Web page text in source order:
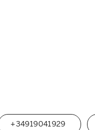
+34919041929